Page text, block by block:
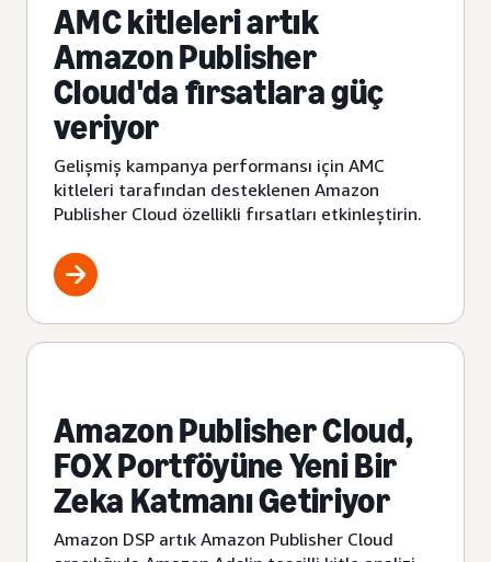
AMC kitleleri artık
Amazon Publisher
Cloud'da fırsatlara güç
veriyor
Gelişmiş kampanya performansı için AMC
kitleleri tarafından desteklenen Amazon
Publisher Cloud özellikli fırsatları etkinleştirin.
Amazon Publisher Cloud,
FOX Portföyüne Yeni Bir
Zeka Katmanı Getiriyor
Amazon DSP artık Amazon Publisher Cloud